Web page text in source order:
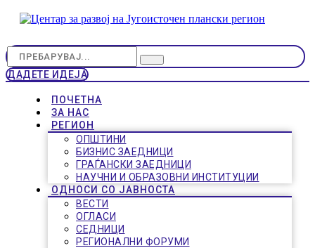
ДАДЕТЕ ИДЕЈА
ПОЧЕТНА
ЗА НАС
РЕГИОН
ОПШТИНИ
БИЗНИС ЗАЕДНИЦИ
ГРАЃАНСКИ ЗАЕДНИЦИ
НАУЧНИ И ОБРАЗОВНИ ИНСТИТУЦИИ
ОДНОСИ СО ЈАВНОСТА
ВЕСТИ
ОГЛАСИ
СЕДНИЦИ
РЕГИОНАЛНИ ФОРУМИ